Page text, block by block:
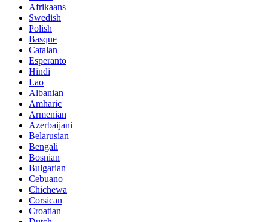
Afrikaans
Swedish
Polish
Basque
Catalan
Esperanto
Hindi
Lao
Albanian
Amharic
Armenian
Azerbaijani
Belarusian
Bengali
Bosnian
Bulgarian
Cebuano
Chichewa
Corsican
Croatian